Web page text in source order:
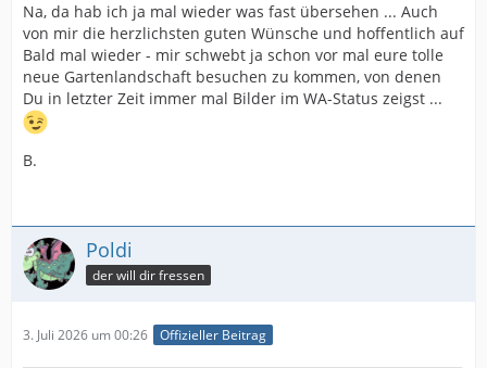
Na, da hab ich ja mal wieder was fast übersehen ... Auch
von mir die herzlichsten guten Wünsche und hoffentlich auf
Bald mal wieder - mir schwebt ja schon vor mal eure tolle
neue Gartenlandschaft besuchen zu kommen, von denen
Du in letzter Zeit immer mal Bilder im WA-Status zeigst ...
B.
Poldi
der will dir fressen
3. Juli 2026 um 00:26 Offizieller Beitrag